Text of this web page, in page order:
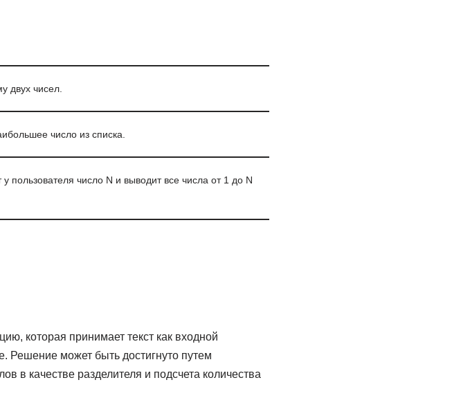
двух чисел.
число из списка.
пользователя число N и выводит все числа от 1 до N
которая принимает текст как входной
Решение может быть достигнуто путем
в качестве разделителя и подсчета количества